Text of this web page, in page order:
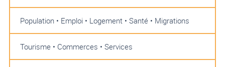
Population • Emploi • Logement • Santé • Migrations
Tourisme • Commerces • Services